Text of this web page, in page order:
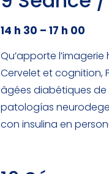
14 h 30 – 17 h 00
Qu’apporte
Cervelet et cognition,
âgées diabétiques de
patologías
con insulina en